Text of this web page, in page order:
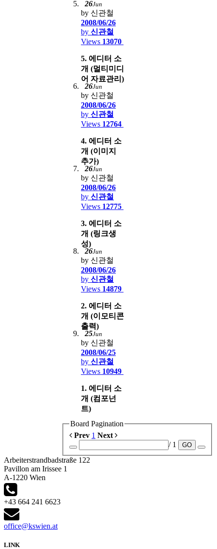
26Jun
by 신관철
2008/06/26
by 신관철
Views 13070
5. 에디터 소
개 (멀티미디
어 자료관리)
26Jun
by 신관철
2008/06/26
by 신관철
Views 12764
4. 에디터 소
개 (이미지
추가)
26Jun
by 신관철
2008/06/26
by 신관철
Views 12775
3. 에디터 소
개 (링크생
성)
26Jun
by 신관철
2008/06/26
by 신관철
Views 14879
2. 에디터 소
개 (이모티콘
출력)
25Jun
by 신관철
2008/06/25
by 신관철
Views 10949
1. 에디터 소
개 (컴포넌
트)
Board Pagination
Prev 1 Next
/ 1
GO
Arbeiterstrandbadstraße 122
Pavillon am Irissee 1
A-1220 Wien
+43 664 241 6623
office@kswien.at
LINK